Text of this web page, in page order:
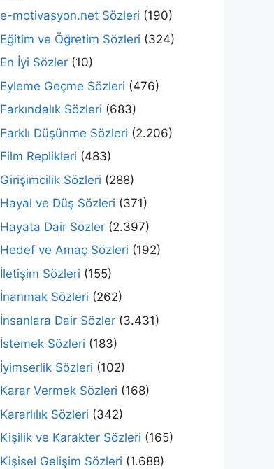
e-motivasyon.net Sözleri (190)
Eğitim ve Öğretim Sözleri (324)
En İyi Sözler (10)
Eyleme Geçme Sözleri (476)
Farkındalık Sözleri (683)
Farklı Düşünme Sözleri (2.206)
Film Replikleri (483)
Girişimcilik Sözleri (288)
Hayal ve Düş Sözleri (371)
Hayata Dair Sözler (2.397)
Hedef ve Amaç Sözleri (192)
İletişim Sözleri (155)
İnanmak Sözleri (262)
İnsanlara Dair Sözler (3.431)
İstemek Sözleri (183)
İyimserlik Sözleri (102)
Karar Vermek Sözleri (168)
Kararlılık Sözleri (342)
Kişilik ve Karakter Sözleri (165)
Kişisel Gelişim Sözleri (1.688)